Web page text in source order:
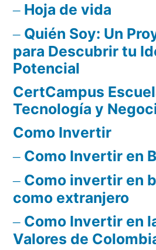
Hoja de vida
Quién Soy: Un
para Descubrir tu
Potencial
CertCampus
Tecnología y
Como Invertir
Como Invertir en
Como invertir en
como extranjero
Como Invertir en
Valores de